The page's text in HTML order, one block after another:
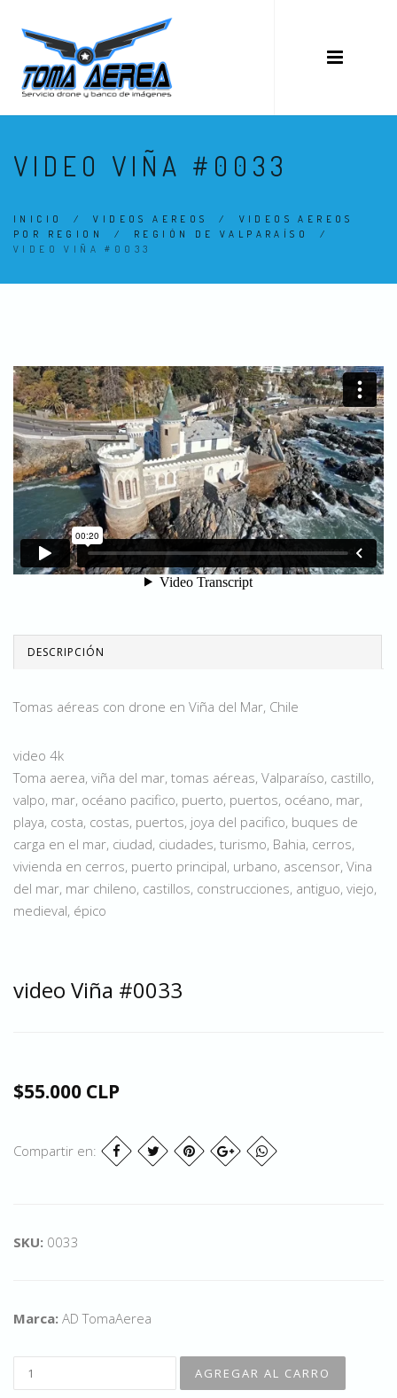
VIDEO VIÑA #0033
INICIO /VIDEOS AEREOS / VIDEOS AEREOS
POR REGION
/ REGIÓN DE VALPARAÍSO
/
VIDEO VIÑA #0033
DESCRIPCIÓN
Tomas aéreas con drone en Viña del Mar, Chile
video 4k
Toma aerea, viña del mar, tomas aéreas, Valparaíso, castillo,
valpo, mar, océano pacifico, puerto, puertos, océano, mar,
playa, costa, costas, puertos, joya del pacifico, buques de
carga en el mar, ciudad, ciudades, turismo, Bahia, cerros,
vivienda en cerros, puerto principal, urbano, ascensor, Vina
del mar, mar chileno, castillos, construcciones, antiguo, viejo,
medieval, épico
video Viña #0033
$55.000 CLP
Compartir en:
SKU: 0033
Marca: AD TomaAerea